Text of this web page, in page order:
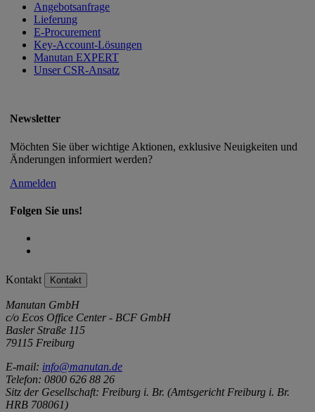
Angebotsanfrage
Lieferung
E-Procurement
Key-Account-Lösungen
Manutan EXPERT
Unser CSR-Ansatz
Newsletter
Möchten Sie über wichtige Aktionen, exklusive Neuigkeiten und
Änderungen informiert werden?
Anmelden
Folgen Sie uns!
Kontakt Kontakt
Manutan GmbH
c/o Ecos Office Center - BCF GmbH
Basler Straße 115
79115 Freiburg
E-mail: info@manutan.de
Telefon: 0800 626 88 26
Sitz der Gesellschaft: Freiburg i. Br. (Amtsgericht Freiburg i. Br.
HRB 708061)